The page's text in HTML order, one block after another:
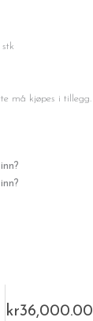
stk
må kjøpes i tillegg.
kr36,000.00